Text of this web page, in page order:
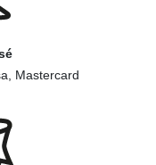
Mastercard